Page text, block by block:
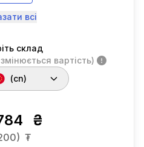
всі
склад
вартість)
(cn)
₴
₮